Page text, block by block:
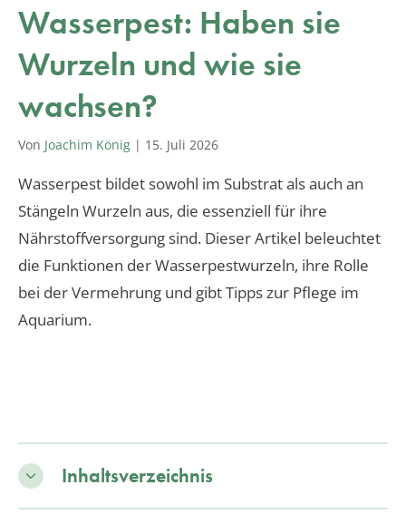
Wasserpest: Haben sie
Wurzeln und wie sie
wachsen?
Von Joachim König | 15. Juli 2026
Wasserpest bildet sowohl im Substrat als auch an
Stängeln Wurzeln aus, die essenziell für ihre
Nährstoffversorgung sind. Dieser Artikel beleuchtet
die Funktionen der Wasserpestwurzeln, ihre Rolle
bei der Vermehrung und gibt Tipps zur Pflege im
Aquarium.
Inhaltsverzeichnis